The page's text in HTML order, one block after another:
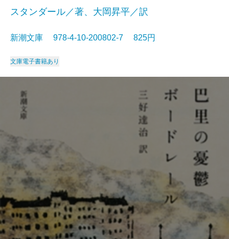
スタンダール／著、大岡昇平／訳
新潮文庫 978-4-10-200802-7 825円
文庫電子書籍あり